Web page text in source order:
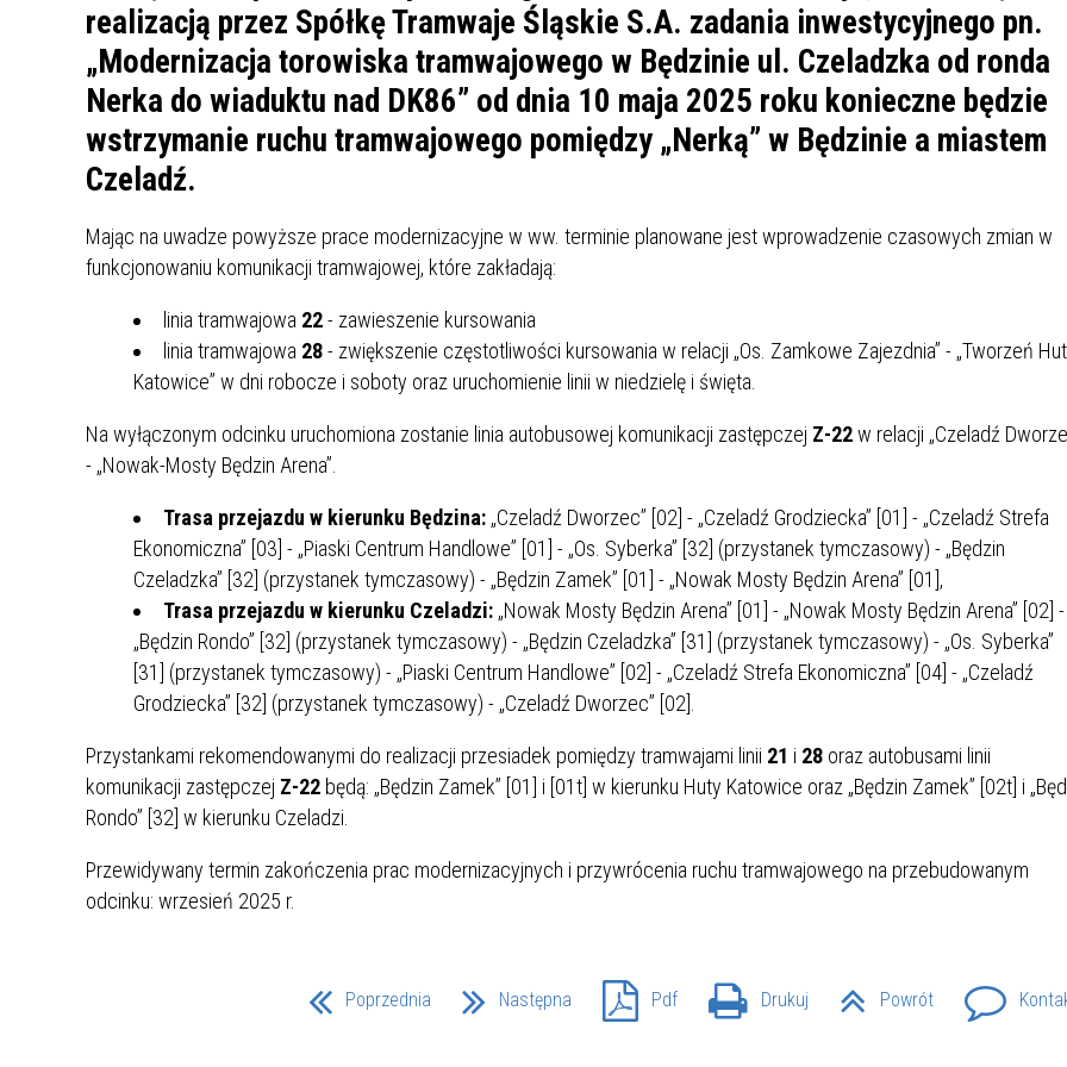
KARTA DUŻEJ RODZINY OFERTY PRACY
PROGRAM WSPARCIA
3+ GÓRĄ!"
AKTYWIZACJA SPOŁECZNO–
ZAWODOWA OSÓB
NIEPEŁNOSPRAWNYCH
PLAN OGÓLNY BĘDZIŃSKA KARTA SENIORA
PODATKI LOKALNE –
PODSTAWOWE INFORMACJE,
KAMPANIA EDUKACYJNO-
EKOLOGICZNA W RAMACH
LINEARNY
REJESTR DANYCH
INFORMACJE ZUS INFORMACJE MOPS BĘDZIN
INFORMACJE KRUS
SZANSA – FORMY AKTYWNEGO
WSPARCIA OBSZARU
ZREWITALIZOWANEGO
MŁODZIEŻOWA RADA MIASTA
BĘDZINA
WYKAZ ZWIERZĄT
Z TERENU MIASTA
BĘDZIŃSKA AKADEMIA MAŁEGO
SPORTOWCA
AKCJA ŻYJ ZDROWO BEZ
ALKOHOLU
GDZIE MOŻNA ZNALEŹĆ I JAK
PORADY OD PRACA.PL
PROJEKT EKOLIDERKI
WZMOCNIENIE PROCESU
SPRAWIEDLIWEJ TRANSFORMACJI
ŚLĄSKA
PRACA W WOJSKU JAKO
WYMAGANIA, ZAROBKI
BEZPŁATNY PORADNIK DLA
KONKURSU O NAGRODĘ
PRZEWODNICZĄCEGO KOMISJI
RUCHEM
UCZNIÓW
DLA WYRÓŻNIAJĄCYCH SIĘ
UCZNIÓW
AWANS ZAWODOWY NAUCZYCIELI
ZAKŁADANIE PLACÓWEK
NIEPUBLICZNYCH
DOFINANSOWANIE
KSZTAŁCENIA
MŁODOCIANYCH
I ST. IM. FRYDERYKA CHOPINA
BUDŻETU PAŃSTWA
SZKÓŁ I PRZEDSZKOLI W
BĘDZINIE
ZAPOMOGOWO-POŻYCZKOWA
PRACOWNIKÓW OŚWIATY
FUNDUSZU OCHRONY
POMOC ZDROWOTNA DLA
SZANS EDUKACYJNYCH DZIECI I
MŁODZIEŻY „PRZYJAZNA SZKOŁA”
W LATACH 2025-2027
realizacją przez Spółkę Tramwaje Śląskie S.A. zadania inwestycyjnego pn.
„Modernizacja torowiska tramwajowego w Będzinie ul. Czeladzka od ronda
Nerka do wiaduktu nad DK86” od dnia 10 maja 2025 roku konieczne będzie
wstrzymanie ruchu tramwajowego pomiędzy „Nerką” w Będzinie a miastem
Czeladź.
Mając na uwadze powyższe prace modernizacyjne w ww. terminie planowane jest wprowadzenie czasowych zmian w
funkcjonowaniu komunikacji tramwajowej, które zakładają:
linia tramwajowa 22- zawieszenie kursowania
linia tramwajowa 28- zwiększenie częstotliwości kursowania w relacji „Os. Zamkowe Zajezdnia” - „Tworzeń
Katowice” w dni robocze i soboty oraz uruchomienie linii w niedzielę i święta.
Na wyłączonym odcinku uruchomiona zostanie linia autobusowej komunikacji zastępczej Z-22w relacji „Czeladź
- „Nowak-Mosty Będzin Arena”.
Trasa przejazdu w kierunku Będzina: „Czeladź Dworzec” [02] - „Czeladź Grodziecka” [01] - „Czeladź Strefa
Ekonomiczna” [03] - „Piaski Centrum Handlowe” [01] - „Os. Syberka” [32] (przystanek tymczasowy) - „Będzin
Czeladzka” [32] (przystanek tymczasowy) - „Będzin Zamek” [01] - „Nowak Mosty Będzin Arena” [01],
Trasa przejazdu w kierunku Czeladzi: „Nowak Mosty Będzin Arena” [01] - „Nowak Mosty Będzin Arena” [02] -
„Będzin Rondo” [32] (przystanek tymczasowy) - „Będzin Czeladzka” [31] (przystanek tymczasowy) - „Os. Syberka”
[31] (przystanek tymczasowy) - „Piaski Centrum Handlowe” [02] - „Czeladź Strefa Ekonomiczna” [04] - „Czeladź
Grodziecka” [32] (przystanek tymczasowy) - „Czeladź Dworzec” [02].
Przystankami rekomendowanymi do realizacji przesiadek pomiędzy tramwajami linii 21 i 28 oraz autobusami linii
komunikacji zastępczej Z-22 będą: „Będzin Zamek” [01] i [01t] w kierunku Huty Katowice oraz „Będzin Zamek” [02t] i
Rondo” [32] w kierunku Czeladzi.
Przewidywany termin zakończenia prac modernizacyjnych i przywrócenia ruchu tramwajowego na przebudowanym
odcinku: wrzesień 2025 r.
Poprzednia Następna Pdf Drukuj Powrót